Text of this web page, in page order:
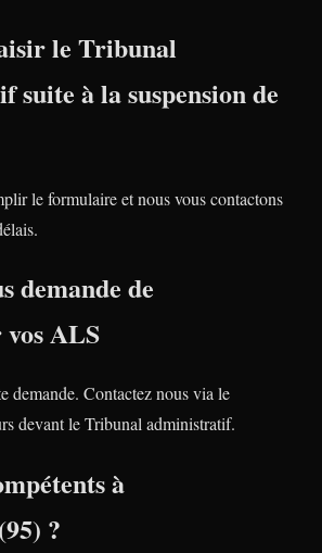
le Tribunal
suite à la suspension de
le formulaire et nous vous contactons
demande de
ALS
demande. Contactez nous via le
devant le Tribunal administratif.
à
?